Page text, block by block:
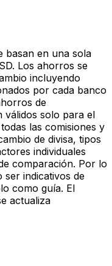
basan en una sola
Los ahorros se
incluyendo
por cada banco
de
solo para el
las comisiones y
de divisa, tipos
individuales
comparación. Por lo
ser indicativos de
como guía. El
actualiza